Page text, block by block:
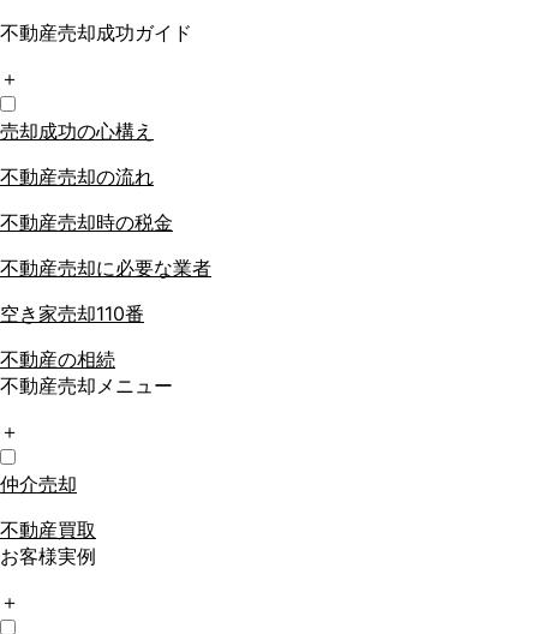
不動産売却成功ガイド
＋
売却成功の心構え
不動産売却の流れ
不動産売却時の税金
不動産売却に必要な業者
空き家売却110番
不動産の相続
不動産売却メニュー
＋
仲介売却
不動産買取
お客様実例
＋